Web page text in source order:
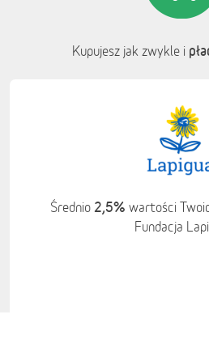
Kupujesz jak zwykle i
Średnio 2,5% wartości
Fundacja